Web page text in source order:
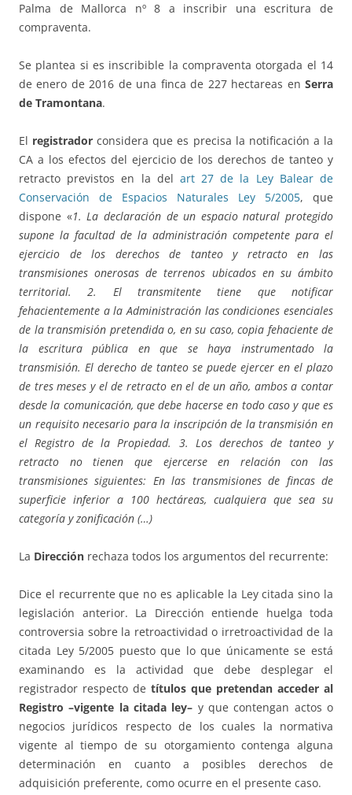
Palma de Mallorca nº 8 a inscribir una escritura de
compraventa.
Se plantea si es inscribible la compraventa otorgada el 14
de enero de 2016 de una finca de 227 hectareas en Serra
de Tramontana.
El registrador considera que es precisa la notificación a la
CA a los efectos del ejercicio de los derechos de tanteo y
retracto previstos en la del art 27 de la Ley Balear de
Conservación de Espacios Naturales Ley 5/2005, que
dispone «1. La declaración de un espacio natural protegido
supone la facultad de la administración competente para el
ejercicio de los derechos de tanteo y retracto en las
transmisiones onerosas de terrenos ubicados en su ámbito
territorial. 2. El transmitente tiene que notificar
fehacientemente a la Administración las condiciones esenciales
de la transmisión pretendida o, en su caso, copia fehaciente de
la escritura pública en que se haya instrumentado la
transmisión. El derecho de tanteo se puede ejercer en el plazo
de tres meses y el de retracto en el de un año, ambos a contar
desde la comunicación, que debe hacerse en todo caso y que es
un requisito necesario para la inscripción de la transmisión en
el Registro de la Propiedad. 3. Los derechos de tanteo y
retracto no tienen que ejercerse en relación con las
transmisiones siguientes: En las transmisiones de fincas de
superficie inferior a 100 hectáreas, cualquiera que sea su
categoría y zonificación (…)
La Dirección rechaza todos los argumentos del recurrente:
Dice el recurrente que no es aplicable la Ley citada sino la
legislación anterior. La Dirección entiende huelga toda
controversia sobre la retroactividad o irretroactividad de la
citada Ley 5/2005 puesto que lo que únicamente se está
examinando es la actividad que debe desplegar el
registrador respecto de títulos que pretendan acceder al
Registro –vigente la citada ley– y que contengan actos o
negocios jurídicos respecto de los cuales la normativa
vigente al tiempo de su otorgamiento contenga alguna
determinación en cuanto a posibles derechos de
adquisición preferente, como ocurre en el presente caso.